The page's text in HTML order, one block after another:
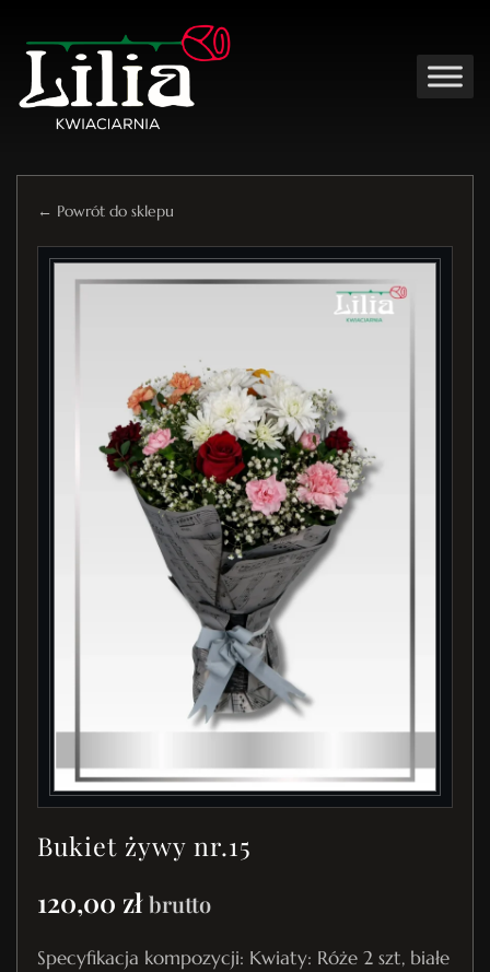
← Powrót do sklepu
Bukiet żywy nr.15
120,00 zł brutto
Specyfikacja kompozycji: Kwiaty: Róże 2 szt, białe